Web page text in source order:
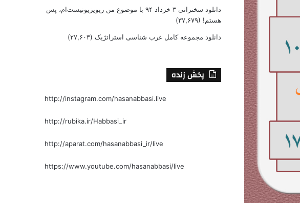
دانلود سخنرانی ۳ خرداد ۹۴ با موضوع من ریویزیونیست‌ام، پس
هستم! (۳۷,۶۷۹)
دانلود مجموعه کامل غرب شناسی استراتژیک (۲۷,۶۰۳)
پخش زنده
http://instagram.com/hasanabbasi.live
http://rubika.ir/Habbasi_ir
http://aparat.com/hasanabbasi_ir/live
https://www.youtube.com/hasanabbasi/live